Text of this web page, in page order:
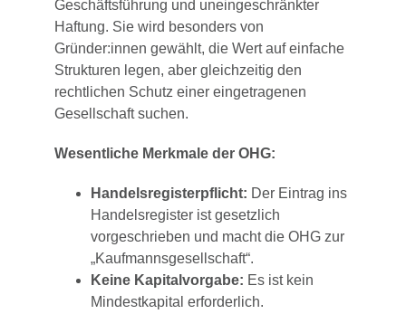
Geschäftsführung und uneingeschränkter
Haftung. Sie wird besonders von
Gründer:innen gewählt, die Wert auf einfache
Strukturen legen, aber gleichzeitig den
rechtlichen Schutz einer eingetragenen
Gesellschaft suchen.
Wesentliche Merkmale der OHG:
Handelsregisterpflicht: Der Eintrag ins
Handelsregister ist gesetzlich
vorgeschrieben und macht die OHG zur
„Kaufmannsgesellschaft“.
Keine Kapitalvorgabe: Es ist kein
Mindestkapital erforderlich.